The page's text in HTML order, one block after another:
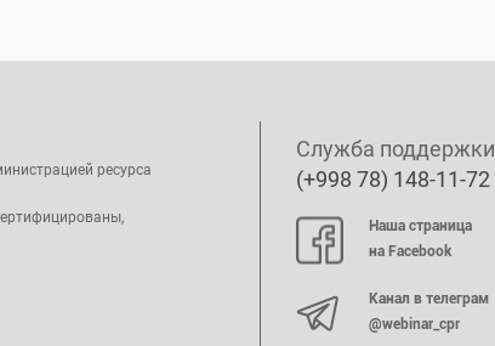
ресурса
Служба поддержки
(+998 78) 148-11-72
Наша страница
на Facebook
Канал в телеграм
@webinar_cpr